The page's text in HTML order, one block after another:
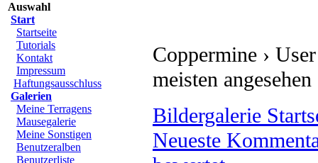
Auswahl
Start
Startseite
Tutorials
Kontakt
Impressum
Haftungsausschluss
Galerien
Meine Terragens
Mausegalerie
Meine Sonstigen
Benutzeralben
Benutzerliste
Coppermine ›
meisten angesehen
Bildergalerie
Neueste